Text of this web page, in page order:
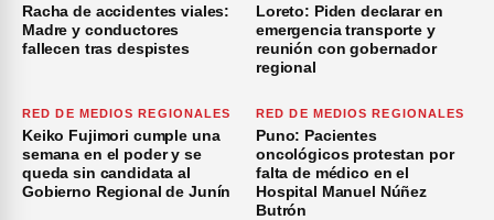
Racha de accidentes viales:
Madre y conductores
fallecen tras despistes
Loreto: Piden declarar en
emergencia transporte y
reunión con gobernador
regional
RED DE MEDIOS REGIONALES
Keiko Fujimori cumple una
semana en el poder y se
queda sin candidata al
Gobierno Regional de Junín
RED DE MEDIOS REGIONALES
Puno: Pacientes
oncológicos protestan por
falta de médico en el
Hospital Manuel Núñez
Butrón